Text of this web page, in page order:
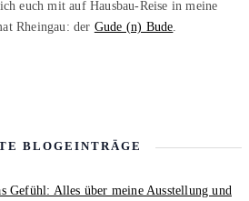
euch mit auf Hausbau-Reise in meine
Rheingau: der Gude (n) Bude
BLOGEINTRÄGE